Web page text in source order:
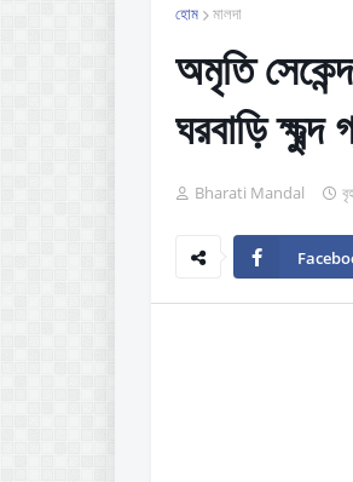
হোম মালদা
অমৃতি
ঘরবাড়ি ক্ষুব্দ
Bharati Mandal